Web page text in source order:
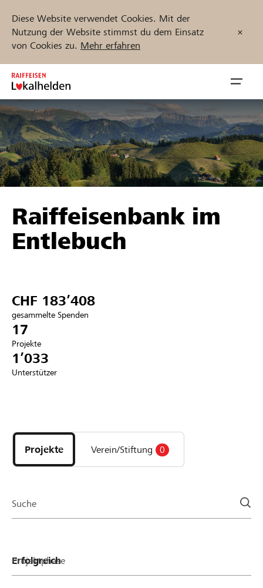
Diese Website verwendet Cookies. Mit der
Nutzung der Website stimmst du dem Einsatz
von Cookies zu. Mehr erfahren
Zum
Inhalt
springen
öffnen
Unterstützen
Hilfe & Support
Anmelden
Projekte und Organisationen finden
Jetzt starten
DE FR IT
Raiffeisenbank im
Entlebuch
CHF 183’408
gesammelte Spenden
17
Projekte
1’033
Unterstützer
Projekte
und
Organisationen
Projekte Verein/Stiftung 0
Suche
Projektphase